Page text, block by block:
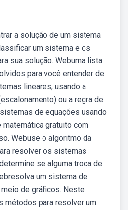
a solução de um sistema
um sistema e os
sua solução. Webuma lista
para você entender de
lineares, usando a
ou a regra de.
de equações usando
gratuito com
Webuse o algoritmo da
resolver os sistemas
se alguma troca de
um sistema de
de gráficos. Neste
métodos para resolver um